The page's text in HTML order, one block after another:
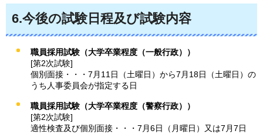
6.今後の試験日程及び試験内容
職員採用試験（大学卒業程度（一般行政））
[第2次試験]
個別面接・・・7月11日（土曜日）から7月18日（土曜日）の
うち人事委員会が指定する日
職員採用試験（大学卒業程度（警察行政））
[第2次試験]
適性検査及び個別面接・・・7月6日（月曜日）又は7月7日